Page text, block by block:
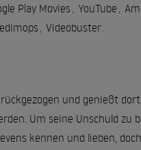
Play Movies, YouTube ,
, Videobuster.
und genießt
Um seine Unschuld zu
kennen und lieben,